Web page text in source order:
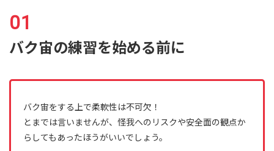
バク宙の練習を始める前に
バク宙をする上で柔軟性は不可欠！
とまでは言いませんが、怪我へのリスクや安全面の観点か
らしてもあったほうがいいでしょう。